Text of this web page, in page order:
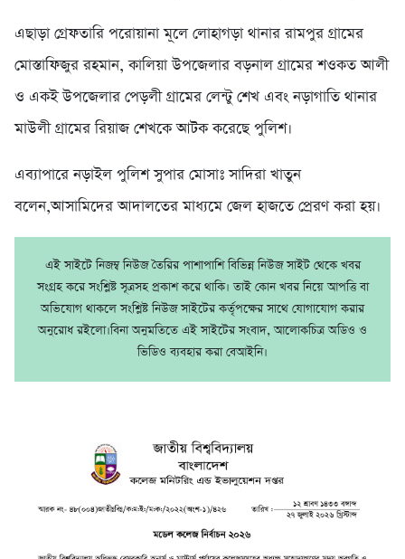
এছাড়া গ্রেফতারি পরোয়ানা মূলে লোহাগড়া থানার রামপুর গ্রামের
মোস্তাফিজুর রহমান, কালিয়া উপজেলার বড়নাল গ্রামের শওকত আলী
ও একই উপজেলার পেড়লী গ্রামের লেন্টু শেখ এবং নড়াগাতি থানার
মাউলী গ্রামের রিয়াজ শেখকে আটক করেছে পুলিশ।
এব্যাপারে নড়াইল পুলিশ সুপার মোসাঃ সাদিরা খাতুন
বলেন,আসামিদের আদালতের মাধ্যমে জেল হাজতে প্রেরণ করা হয়।
এই সাইটে নিজম্ব নিউজ তৈরির পাশাপাশি বিভিন্ন নিউজ সাইট থেকে খবর
সংগ্রহ করে সংশ্লিষ্ট সূত্রসহ প্রকাশ করে থাকি। তাই কোন খবর নিয়ে আপত্তি বা
অভিযোগ থাকলে সংশ্লিষ্ট নিউজ সাইটের কর্তৃপক্ষের সাথে যোগাযোগ করার
অনুরোধ রইলো।বিনা অনুমতিতে এই সাইটের সংবাদ, আলোকচিত্র অডিও ও
ভিডিও ব্যবহার করা বেআইনি।